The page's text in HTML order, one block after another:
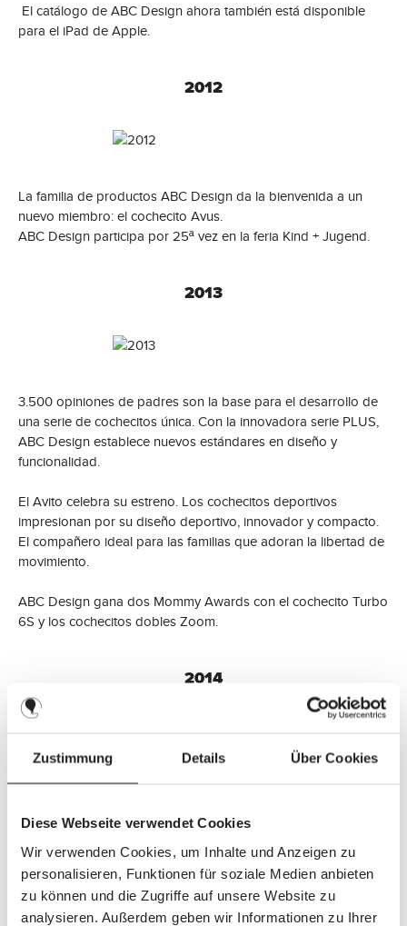
Zustimmung Details Über Cookies
Diese Webseite verwendet Cookies
Wir verwenden Cookies, um Inhalte und Anzeigen zu
personalisieren, Funktionen für soziale Medien anbieten
zu können und die Zugriffe auf unsere Website zu
analysieren. Außerdem geben wir Informationen zu Ihrer
El catálogo de ABC Design ahora también está disponible
para el iPad de Apple.
2012
La familia de productos ABC Design da la bienvenida a un
nuevo miembro: el cochecito Avus.
ABC Design participa por 25ª vez en la feria Kind + Jugend.
2013
3.500 opiniones de padres son la base para el desarrollo de
una serie de cochecitos única. Con la innovadora serie PLUS,
ABC Design establece nuevos estándares en diseño y
funcionalidad.
El Avito celebra su estreno. Los cochecitos deportivos
impresionan por su diseño deportivo, innovador y compacto.
El compañero ideal para las familias que adoran la libertad de
movimiento.
ABC Design gana dos Mommy Awards con el cochecito Turbo
6S y los cochecitos dobles Zoom.
2014
Un aspecto elegante y atractivas aplicaciones de piel forman
Turbo 6S, Viper 4S y Zoom están disponibles en el nuevo y
elegante diseño.
La silla de paseo doble Zoom supera a unas 100 marcas de
todo el mundo en dos categorías en el Premio